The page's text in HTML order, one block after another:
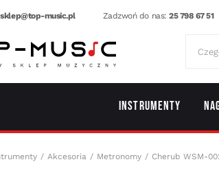
sklep@top-music.pl Zadzwoń do nas:25 798 67 51
Instrumenty
Akcesoria Metronomy Cherub WSM-